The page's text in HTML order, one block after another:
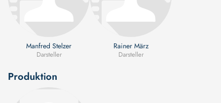
Manfred Stelzer
Darsteller
Rainer März
Darsteller
Produktion